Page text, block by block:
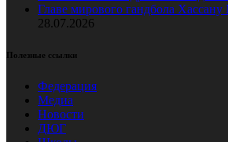
Главе мирового гандбола
28.07.2026
Полезные ссылки
Федерация
Медиа
Новости
ДЮГ